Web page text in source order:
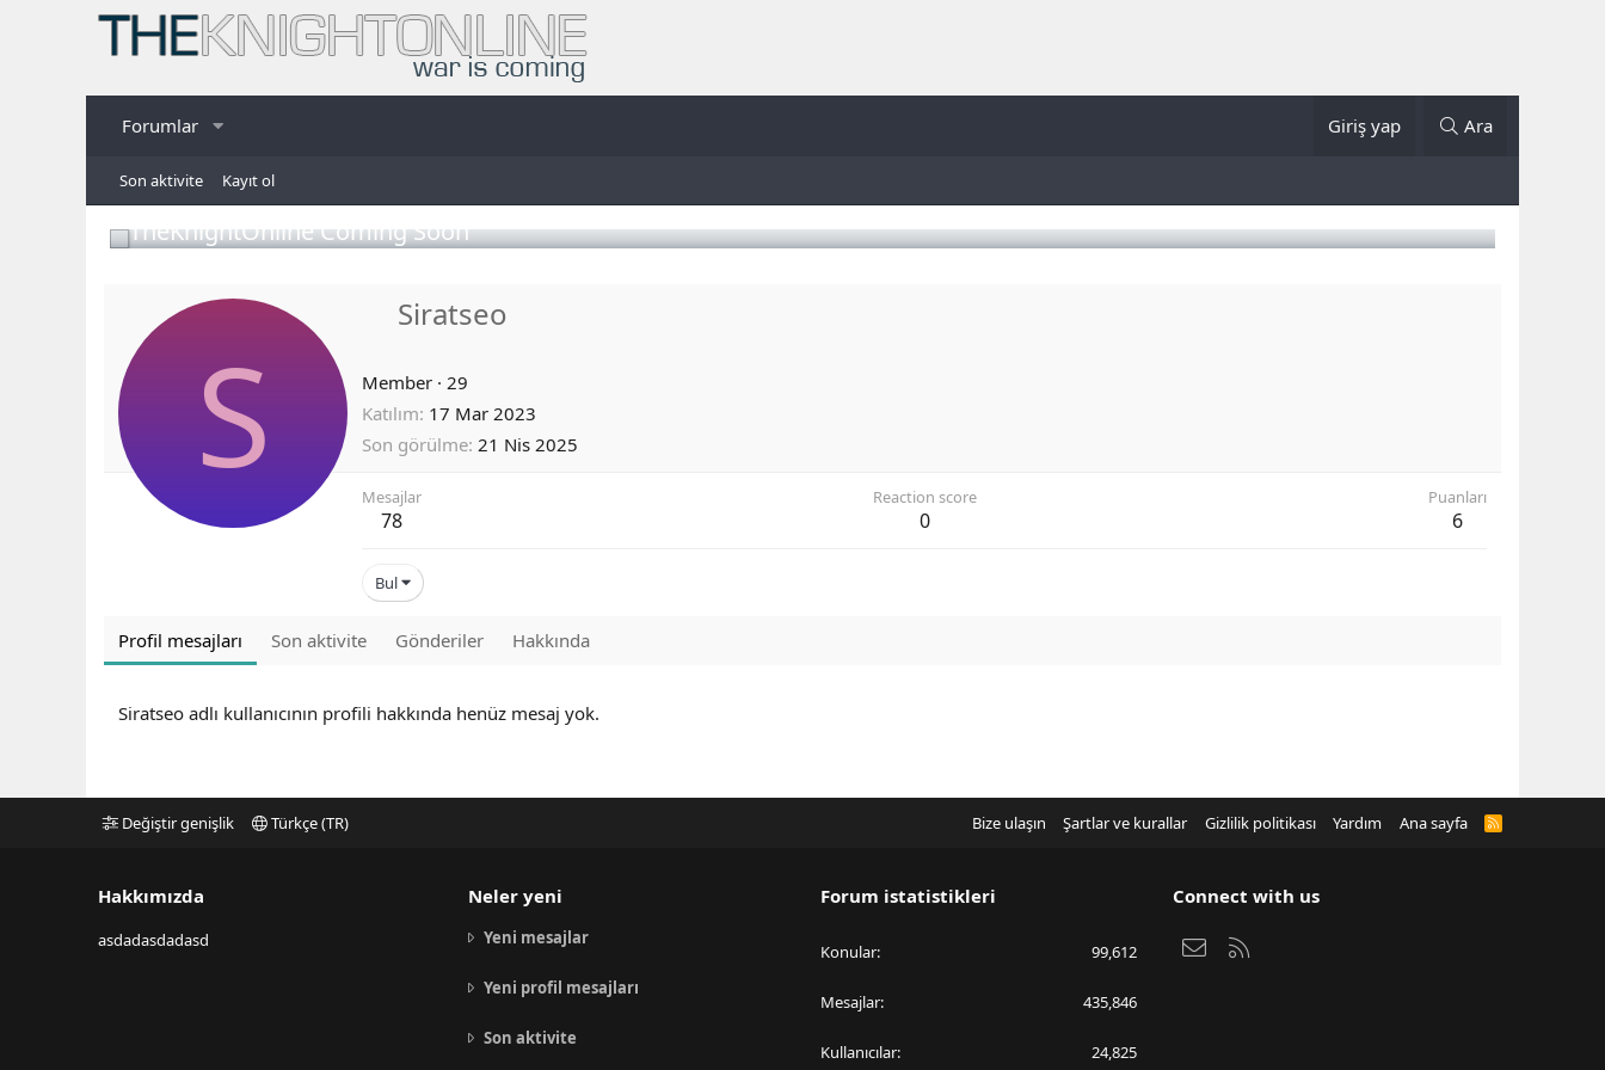
Forumlar Giriş yap Ara
Son aktivite Kayıt ol
TheKnightOnline Coming Soon
S
Siratseo
Member · 29
Katılım 17 Mar 2023
Son görülme 21 Nis 2025
Mesajlar
78
Reaction score
0
Puanları
6
Bul
Profil mesajları Son aktivite Gönderiler Hakkında
Siratseo adlı kullanıcının profili hakkında henüz mesaj yok.
Değiştir genişlik Türkçe (TR) Bize ulaşın Şartlar ve kurallar Gizlilik politikası Yardım Ana sayfa
R
Hakkımızda
asdadasdadasd
Neler yeni
Yeni mesajlar
Yeni profil mesajları
Son aktivite
Forum istatistikleri
Konular 99,612
Mesajlar 435,846
Kullanıcılar 24,825
Connect with us
Bize ulaşın